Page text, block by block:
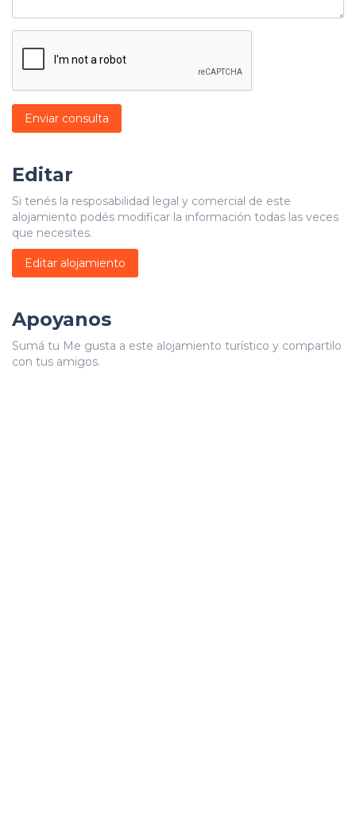
Enviar consulta
Editar
Si tenés la resposabilidad legal y comercial de este
alojamiento podés modificar la información todas las veces
que necesites.
Editar alojamiento
Apoyanos
Sumá tu Me gusta a este alojamiento turístico y compartilo
con tus amigos.